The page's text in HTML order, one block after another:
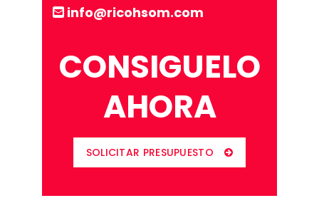
info@ricohsom.com
CONSIGUELO
AHORA
SOLICITAR PRESUPUESTO